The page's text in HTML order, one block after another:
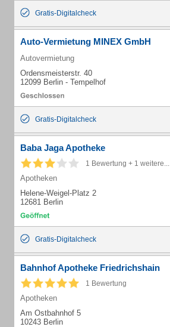
Gratis-Digitalcheck
Auto-Vermietung MINEX GmbH
Autovermietung
Ordensmeisterstr. 40
12099 Berlin - Tempelhof
Gratis-Digitalcheck
Baba Jaga Apotheke
1 Bewertung + 1 weitere...
Apotheken
Helene-Weigel-Platz 2
12681 Berlin
Gratis-Digitalcheck
Bahnhof Apotheke Friedrichshain
1 Bewertung
Apotheken
Am Ostbahnhof 5
10243 Berlin